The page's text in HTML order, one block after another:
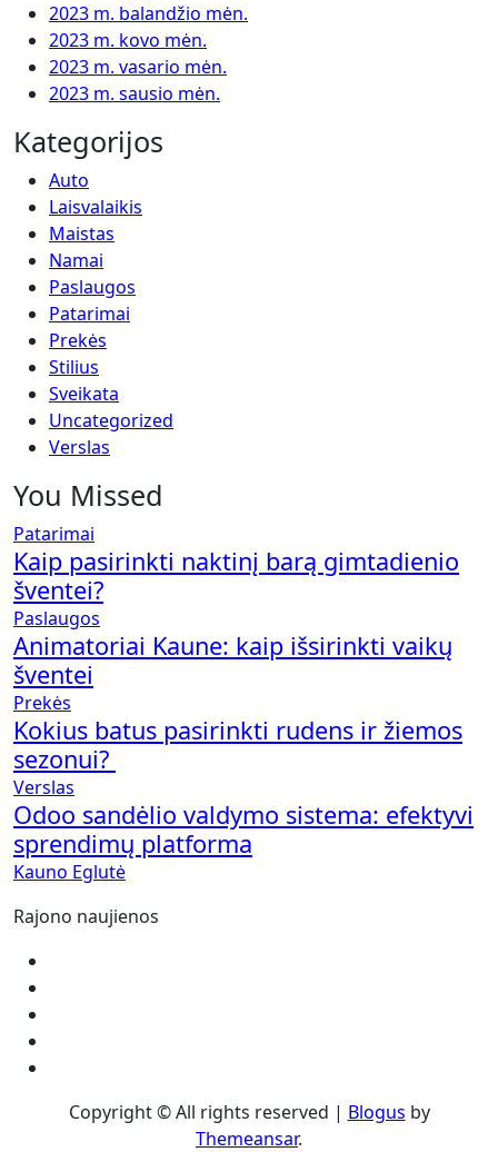
2023 m. balandžio mėn.
2023 m. kovo mėn.
2023 m. vasario mėn.
2023 m. sausio mėn.
Kategorijos
Auto
Laisvalaikis
Maistas
Namai
Paslaugos
Patarimai
Prekės
Stilius
Sveikata
Uncategorized
Verslas
You Missed
Patarimai
Kaip pasirinkti naktinį barą gimtadienio
šventei?
Paslaugos
Animatoriai Kaune: kaip išsirinkti vaikų
šventei
Prekės
Kokius batus pasirinkti rudens ir žiemos
sezonui?
Verslas
Odoo sandėlio valdymo sistema: efektyvi
sprendimų platforma
Kauno Eglutė
Rajono naujienos
Copyright © All rights reserved | Blogus by
Themeansar.